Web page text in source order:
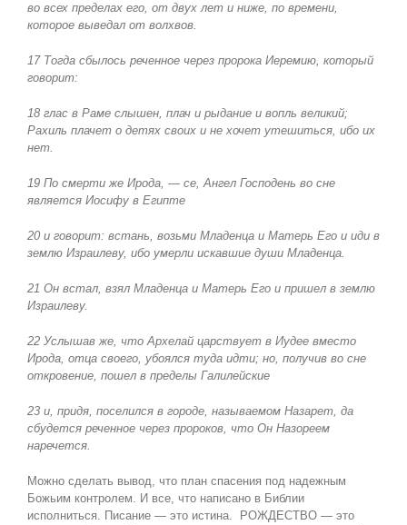
во всех пределах его, от двух лет и ниже, по времени,
которое выведал от волхвов.
17 Тогда сбылось реченное через пророка Иеремию, который
говорит:
18 глас в Раме слышен, плач и рыдание и вопль великий;
Рахиль плачет о детях своих и не хочет утешиться, ибо их
нет.
19 По смерти же Ирода, — се, Ангел Господень во сне
является Иосифу в Египте
20 и говорит: встань, возьми Младенца и Матерь Его и иди в
землю Израилеву, ибо умерли искавшие души Младенца.
21 Он встал, взял Младенца и Матерь Его и пришел в землю
Израилеву.
22 Услышав же, что Архелай царствует в Иудее вместо
Ирода, отца своего, убоялся туда идти; но, получив во сне
откровение, пошел в пределы Галилейские
23 и, придя, поселился в городе, называемом Назарет, да
сбудется реченное через пророков, что Он Назореем
наречется.
Можно сделать вывод, что план спасения под надежным
Божьим контролем. И все, что написано в Библии
исполниться. Писание — это истина. РОЖДЕСТВО — это